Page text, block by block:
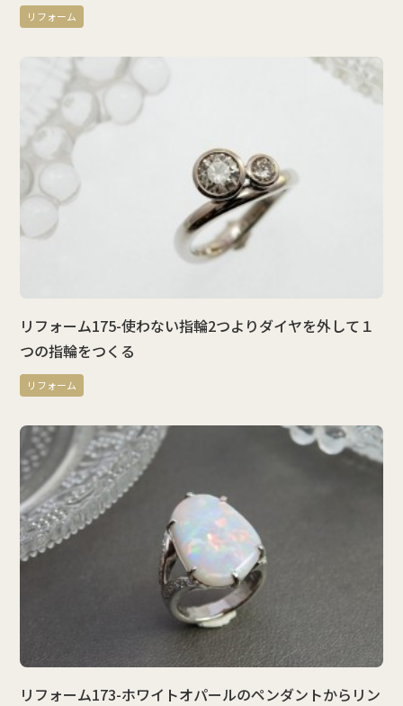
リフォーム
リフォーム175-使わない指輪2つよりダイヤを外して１
つの指輪をつくる
リフォーム
リフォーム173-ホワイトオパールのペンダントからリン